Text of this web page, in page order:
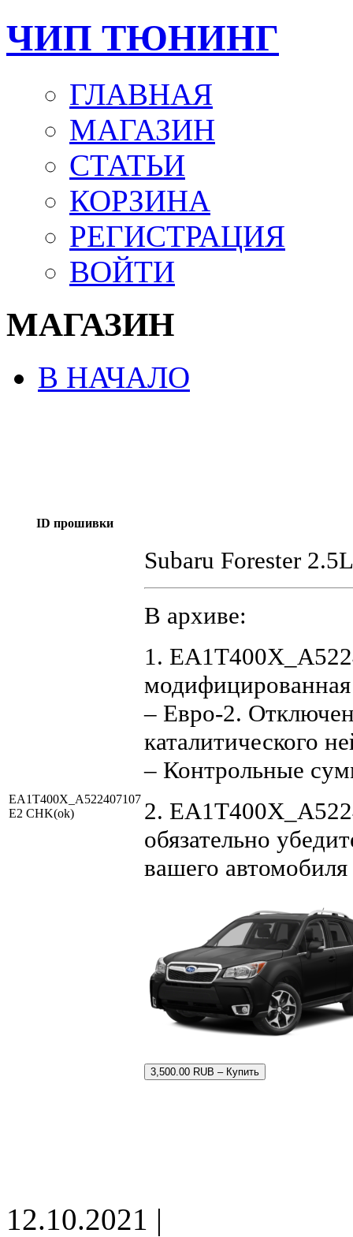
ЧИП ТЮНИНГ
ГЛАВНАЯ
МАГАЗИН
СТАТЬИ
КОРЗИНА
РЕГИСТРАЦИЯ
ВОЙТИ
МАГАЗИН
В НАЧАЛО
ID прошивки
EA1T400X_A522407107
E2 CHK(ok)
Subaru Forester
В архиве:
1.
– Евро-2.
каталитического
– Контрольные
2.
обязательно
вашего автомобиля
3,500.00 RUB – Купить
12.10.2021 |